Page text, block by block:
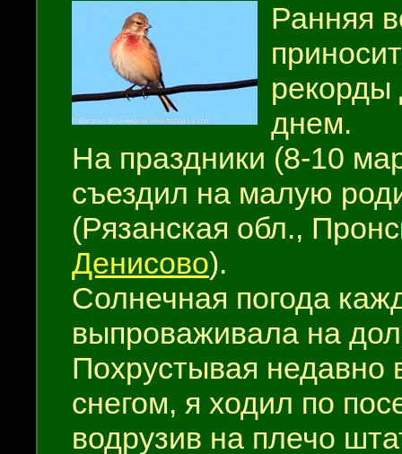
Ранняя
рекорды
днем.
На праздники (8-10
съездил на малую
(Рязанская обл.,
Денисово).
Солнечная погода
выпроваживала на
Похрустывая
снегом, я ходил по
водрузив на плечо